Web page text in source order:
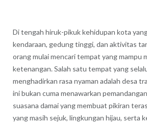
Di tengah hiruk-pikuk kehidupan kota
kendaraan, gedung tinggi, dan aktivitas
orang mulai mencari tempat yang mampu
ketenangan. Salah satu tempat yang
menghadirkan rasa nyaman adalah desa
ini bukan cuma menawarkan
suasana damai yang membuat pikiran
yang masih sejuk, lingkungan hijau, serta